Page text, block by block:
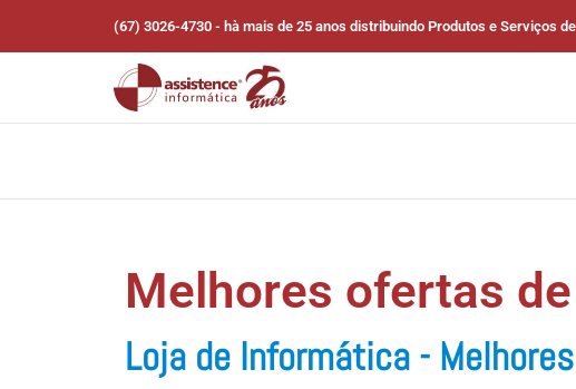
(67) 3026-4730 - hà mais de 25 anos distribuindo Produtos e Serviços
Melhores ofertas
Loja de Informática -